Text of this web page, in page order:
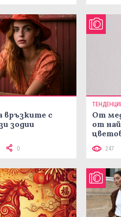
връзките с
зодии
0
От
от
247